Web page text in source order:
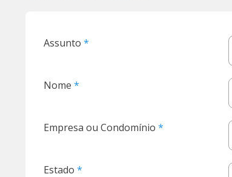
Assunto
Nome
Empresa ou Condomínio
Estado